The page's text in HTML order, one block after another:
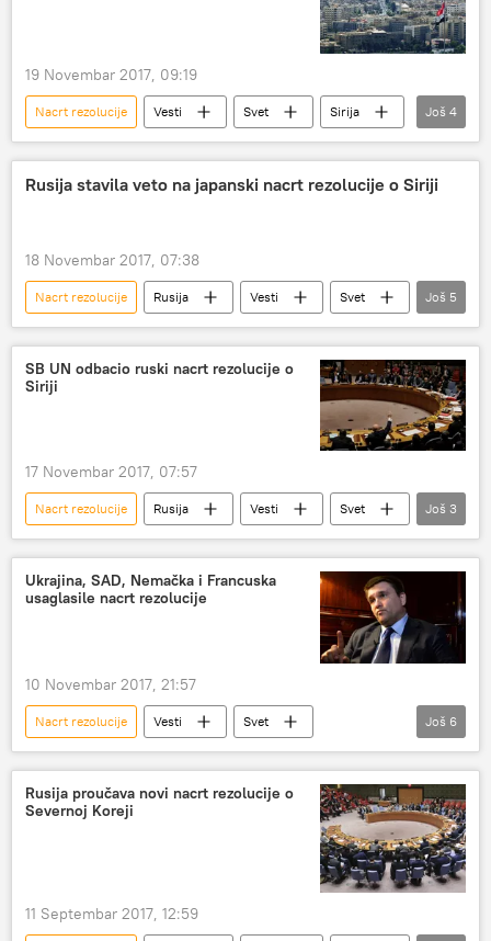
19 Novembar 2017, 09:19
Nacrt rezolucije Vesti Svet
Sirija
Švedska
Urugvaj
Savet bezbednosti UN
Još 4
Rusija stavila veto na japanski nacrt rezolucije o Siriji
18 Novembar 2017, 07:38
Nacrt rezolucije Rusija Vesti
Svet
Japan
Sirija
Savet bezbednosti UN
veto
glasanje
Još 5
SB UN odbacio ruski nacrt rezolucije o
Siriji
17 Novembar 2017, 07:57
Nacrt rezolucije Rusija Vesti
Svet
Vasilij Nebenzja
Savet bezbednosti UN
glasanje
Još 3
Ukrajina, SAD, Nemačka i Francuska
usaglasile nacrt rezolucije
10 Novembar 2017, 21:57
Nacrt rezolucije Vesti
Svet
Donbas
Francuska
Ukrajina
Nemačka
Pavel Klimkin
mirovna misija
Još 6
Rusija proučava novi nacrt rezolucije o
Severnoj Koreji
11 Septembar 2017, 12:59